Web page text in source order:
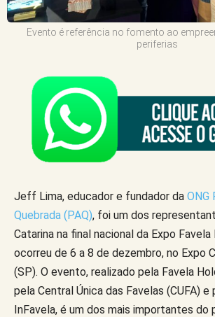
Evento é referência no fomento ao
periferias
Jeff Lima, educador e fundador da ONG
Quebrada (PAQ), foi um dos
Catarina na final nacional da Expo
ocorreu de 6 a 8 de dezembro, no Expo
(SP). O evento, realizado pela Favela
pela Central Única das Favelas (CUFA) e
InFavela, é um dos mais importantes do